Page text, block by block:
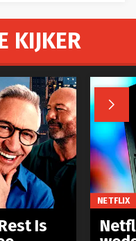
KIJKER

Is
NETFLIX